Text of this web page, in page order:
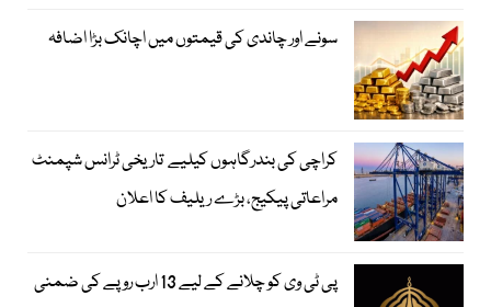
سونے اور چاندی کی قیمتوں میں اچانک بڑا اضافہ
کراچی کی بندرگاہوں کیلیے تاریخی ٹرانس شپمنٹ
مراعاتی پیکیج، بڑے ریلیف کا اعلان
پی ٹی وی کو چلانے کے لیے 13 ارب روپے کی ضمنی